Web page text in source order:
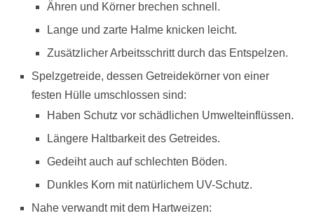
Ähren und Körner brechen schnell.
Lange und zarte Halme knicken leicht.
Zusätzlicher Arbeitsschritt durch das Entspelzen.
Spelzgetreide, dessen Getreidekörner von einer
festen Hülle umschlossen sind:
Haben Schutz vor schädlichen Umwelteinflüssen.
Längere Haltbarkeit des Getreides.
Gedeiht auch auf schlechten Böden.
Dunkles Korn mit natürlichem UV-Schutz.
Nahe verwandt mit dem Hartweizen: